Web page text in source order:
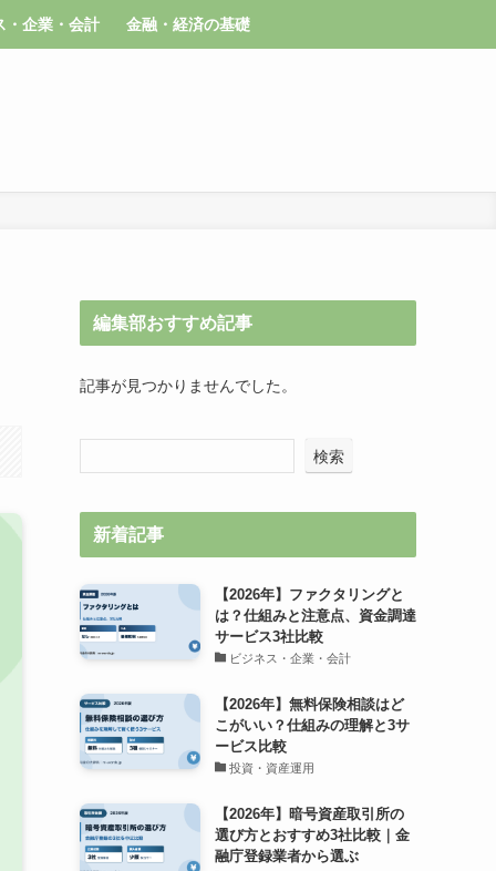
・企業・会計 金融・経済の基礎
編集部おすすめ記事
記事が見つかりませんでした。
検索
新着記事
【2026年】ファクタリングと
は？仕組みと注意点、資金調達
サービス3社比較
ビジネス・企業・会計
【2026年】無料保険相談はど
こがいい？仕組みの理解と3サ
ービス比較
投資・資産運用
【2026年】暗号資産取引所の
選び方とおすすめ3社比較｜金
融庁登録業者から選ぶ